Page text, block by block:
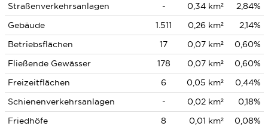
Straßenverkehrsanlagen - 0,34 km²
2,84%
Gebäude
1.511 0,26 km²
2,14%
Betriebsflächen
17 0,07 km²
0,60%
Fließende Gewässer
178 0,07 km²
0,60%
Freizeitflächen
6 0,05 km²
0,44%
Schienenverkehrsanlagen
- 0,02 km²
0,18%
Friedhöfe
8 0,01 km²
0,08%